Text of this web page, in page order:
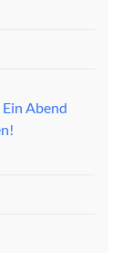
Abend